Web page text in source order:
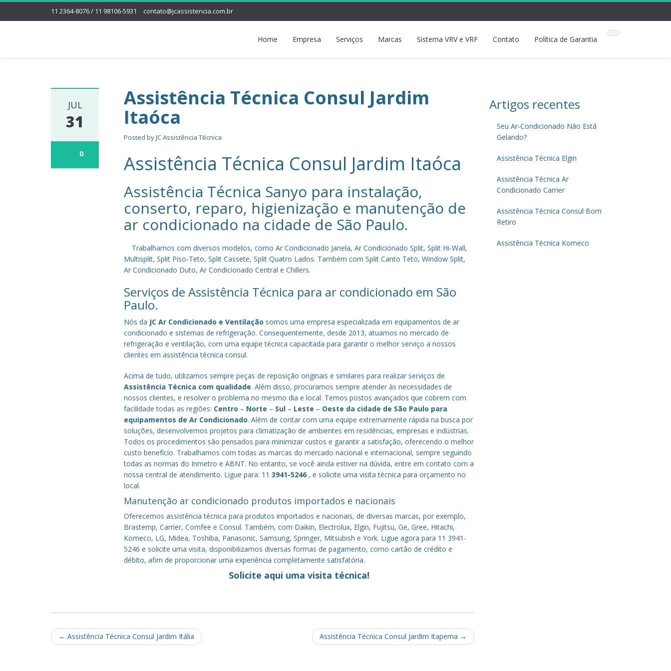
11 2364-8076 / 11 98106-5931 contato@jcassistencia.com.br
Home Empresa Serviços Marcas Sistema VRV e VRF Contato Política de Garantia
JUL
31
0
Assistência Técnica Consul Jardim
Itaóca
Posted byJC Assistência Técnica
Assistência Técnica Consul Jardim Itaóca
Assistência Técnica Sanyo‎ para instalação,
conserto, reparo, higienização e manutenção de
ar condicionado na cidade de São Paulo.
Trabalhamos com diversos modelos, como Ar Condicionado Janela, Ar Condicionado Split, Split Hi-Wall,
Multisplit, Split Piso-Teto, Split Cassete, Split Quatro Lados. Também com Split Canto Teto, Window Split,
Ar Condicionado Duto, Ar Condicionado Central e Chillers.
Serviços de Assistência Técnica para ar condicionado em São
Paulo.
Nós da JC Ar Condicionado e Ventilação somos uma empresa especializada em equipamentos de ar
condicionado e sistemas de refrigeração. Consequentemente, desde 2013, atuamos no mercado de
refrigeração e ventilação, com uma equipe técnica capacitada para garantir o melhor serviço a nossos
clientes em assistência técnica consul.
Acima de tudo, utilizamos sempre peças de reposição originais e similares para realizar serviços de
Assistência Técnica com qualidade. Além disso, procuramos sempre atender às necessidades de
nossos clientes, e resolver o problema no mesmo dia e local. Temos postos avançados que cobrem com
facilidade todas as regiões: Centro – Norte – Sul – Leste – Oeste da cidade de São Paulo para
equipamentos de Ar Condicionado. Além de contar com uma equipe extremamente rápida na busca por
soluções, desenvolvemos projetos para climatização de ambientes em residências, empresas e indústrias.
Todos os procedimentos são pensados para minimizar custos e garantir a satisfação, oferecendo o melhor
custo benefício. Trabalhamos com todas as marcas do mercado nacional e internacional, sempre seguindo
todas as normas do Inmetro e ABNT. No entanto, se você ainda estiver na dúvida, entre em contato com a
nossa central de atendimento. Ligue para: 113941-5246 , e solicite uma visita técnica para orçamento no
local.
Manutenção ar condicionado produtos importados e nacionais
Oferecemos assistência técnica para produtos importados e nacionais, de diversas marcas, por exemplo,
Brastemp, Carrier, Comfee e Consul. Também, com Daikin, Electrolux, Elgin, Fujitsu, Ge, Gree, Hitachi,
Komeco, LG, Midea, Toshiba, Panasonic, Samsung, Springer, Mitsubish e York. Ligue agora para 11 3941-
5246 e solicite uma visita, disponibilizamos diversas formas de pagamento, como cartão de crédito e
débito, afim de proporcionar uma experiência completamente satisfatória.
Solicite aqui uma visita técnica!
Post
← Assistência Técnica Consul Jardim Itália Assistência Técnica Consul Jardim Itapema →
Artigos recentes
Seu Ar-Condicionado Não Está
Gelando?
Assistência Técnica Elgin
Assistência Técnica Ar
Condicionado Carrier
Assistência Técnica Consul Bom
Retiro
Assistência Técnica Komeco